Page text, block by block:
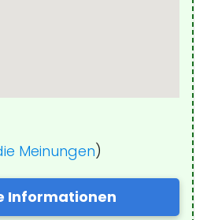
Meinungen)
Informationen